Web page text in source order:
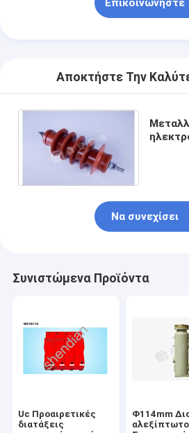
Επικοινωνήστε
Αποκτήστε Την
Να συνεχίσει
Συνιστώμενα Προϊόντα
Uc Προαιρετικές
διατάξεις
Φ114mm